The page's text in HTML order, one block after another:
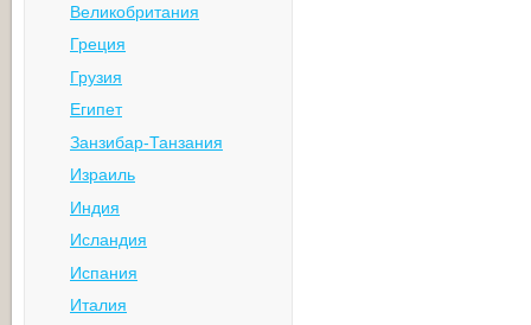
Великобритания
Греция
Грузия
Египет
Занзибар-Танзания
Израиль
Индия
Исландия
Испания
Италия